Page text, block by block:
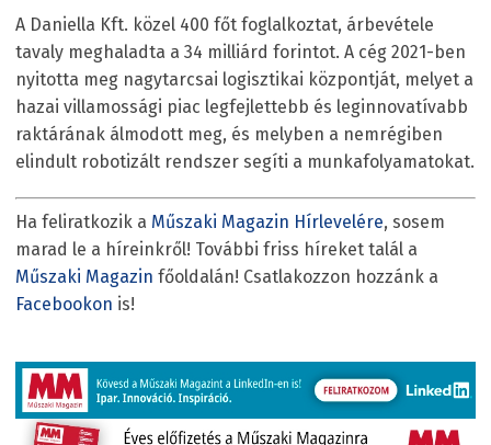
A Daniella Kft. közel 400 főt foglalkoztat, árbevétele
tavaly meghaladta a 34 milliárd forintot. A cég 2021-ben
nyitotta meg nagytarcsai logisztikai központját, melyet a
hazai villamossági piac legfejlettebb és leginnovatívabb
raktárának álmodott meg, és melyben a nemrégiben
elindult robotizált rendszer segíti a munkafolyamatokat.
Ha feliratkozik a Műszaki Magazin Hírlevelére, sosem
marad le a híreinkről! További friss híreket talál a
Műszaki Magazin főoldalán! Csatlakozzon hozzánk a
Facebookon is!